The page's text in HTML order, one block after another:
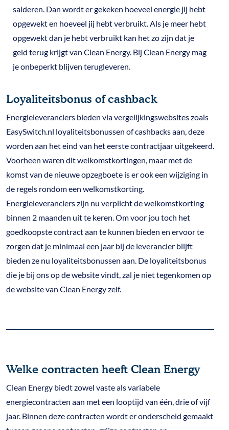
salderen. Dan wordt er gekeken hoeveel energie jij hebt
opgewekt en hoeveel jij hebt verbruikt. Als je meer hebt
opgewekt dan je hebt verbruikt kan het zo zijn dat je
geld terug krijgt van Clean Energy. Bij Clean Energy mag
je onbeperkt blijven terugleveren.
Loyaliteitsbonus of cashback
Energieleveranciers bieden via vergelijkingswebsites zoals
EasySwitch.nl loyaliteitsbonussen of cashbacks aan, deze
worden aan het eind van het eerste contractjaar uitgekeerd.
Voorheen waren dit welkomstkortingen, maar met de
komst van de nieuwe opzegboete is er ook een wijziging in
de regels rondom een welkomstkorting.
Energieleveranciers zijn nu verplicht de welkomstkorting
binnen 2 maanden uit te keren. Om voor jou toch het
goedkoopste contract aan te kunnen bieden en ervoor te
zorgen dat je minimaal een jaar bij de leverancier blijft
bieden ze nu loyaliteitsbonussen aan. De loyaliteitsbonus
die je bij ons op de website vindt, zal je niet tegenkomen op
de website van Clean Energy zelf.
Welke contracten heeft Clean Energy
Clean Energy biedt zowel vaste als variabele
energiecontracten aan met een looptijd van één, drie of vijf
jaar. Binnen deze contracten wordt er onderscheid gemaakt